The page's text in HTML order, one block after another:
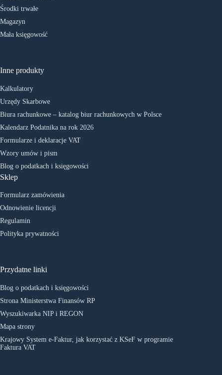
Środki trwałe
Magazyn
Mała księgowość
Inne produkty
Kalkulatory
Urzędy Skarbowe
Biura rachunkowe – katalog biur rachunkowych w Polsce
Kalendarz Podatnika na rok 2026
Formularze i deklaracje VAT
Wzory umów i pism
Blog o podatkach i księgowości
Sklep
Formularz zamówienia
Odnowienie licencji
Regulamin
Polityka prywatności
Przydatne linki
Blog o podatkach i księgowości
Strona Ministerstwa Finansów RP
Wyszukiwarka NIP i REGON
Mapa strony
Krajowy System e-Faktur, jak korzystać z KSeF w programie
Faktura VAT